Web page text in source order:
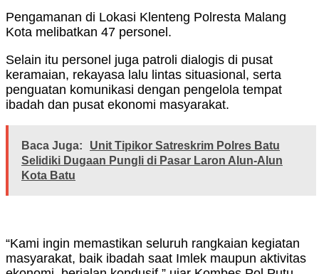
Pengamanan di Lokasi Klenteng Polresta Malang
Kota melibatkan 47 personel.
Selain itu personel juga patroli dialogis di pusat
keramaian, rekayasa lalu lintas situasional, serta
penguatan komunikasi dengan pengelola tempat
ibadah dan pusat ekonomi masyarakat.
Baca Juga:
Unit Tipikor Satreskrim Polres Batu
Selidiki Dugaan Pungli di Pasar Laron Alun-Alun
Kota Batu
“Kami ingin memastikan seluruh rangkaian kegiatan
masyarakat, baik ibadah saat Imlek maupun aktivitas